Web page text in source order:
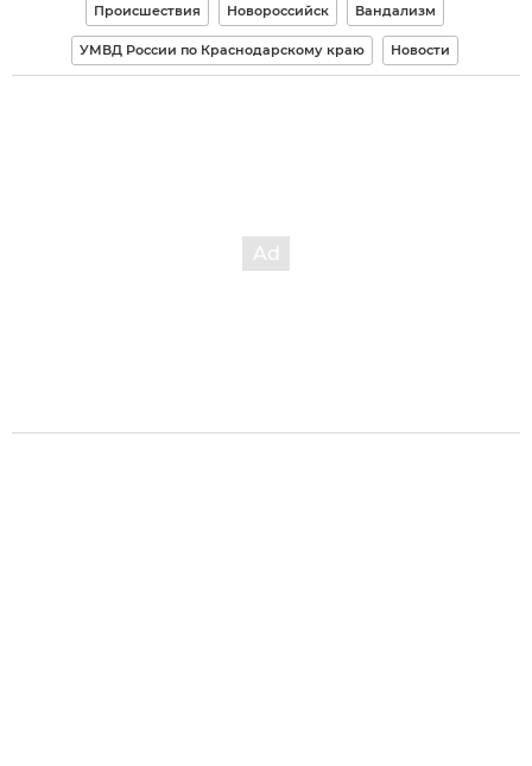
Происшествия Новороссийск Вандализм
УМВД России по Краснодарскому краю Новости